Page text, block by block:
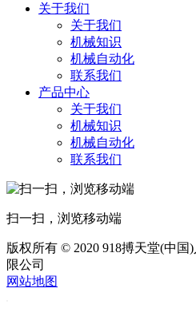
关于我们
关于我们
机械知识
机械自动化
联系我们
产品中心
关于我们
机械知识
机械自动化
联系我们
扫一扫，浏览移动端
版权所有 © 2020 918搏天堂(中
限公司
网站地图